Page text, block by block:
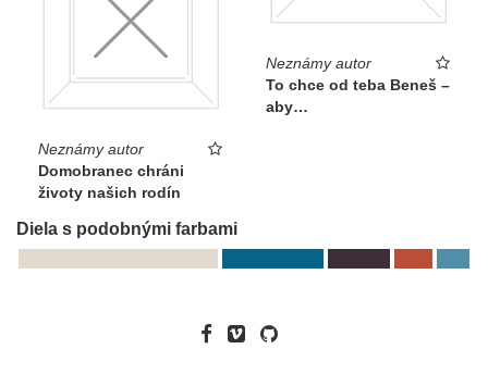
Neznámy autor
To chce od teba Beneš –
aby…
Neznámy autor
Domobranec chráni
životy našich rodín
Diela s podobnými farbami